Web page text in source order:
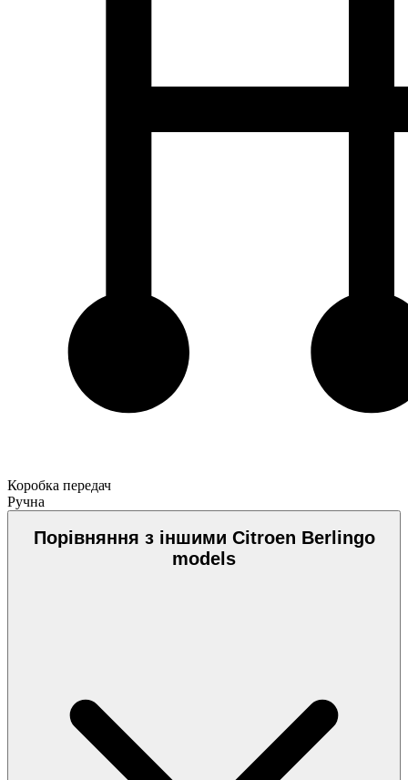
Коробка передач
Ручна
Порівняння з іншими Citroen Berlingo
models